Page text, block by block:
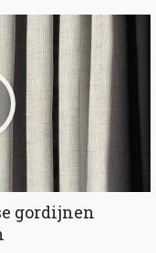
gordijnen